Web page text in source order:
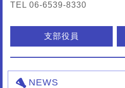
TEL 06-6539-8330
支部役員
NEWS